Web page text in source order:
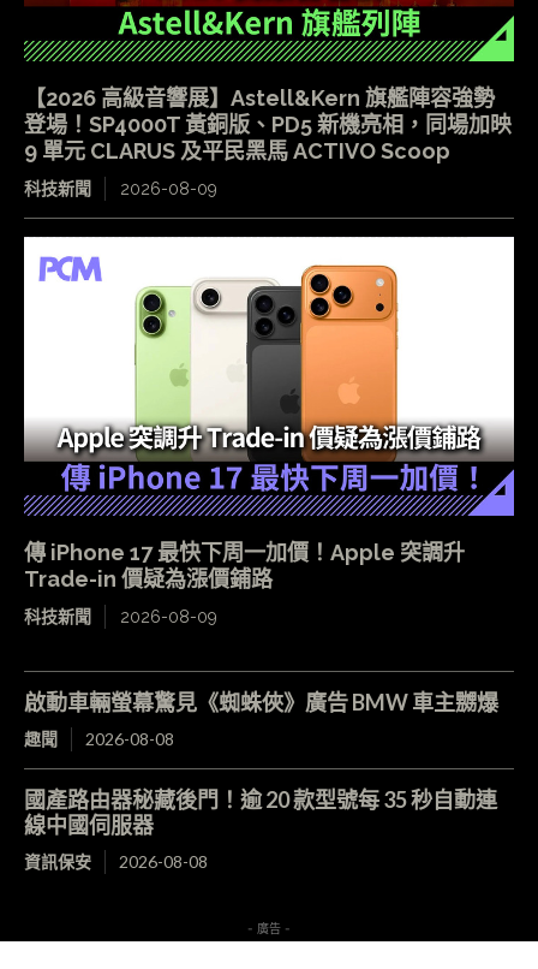
【2026 高級音響展】Astell&Kern 旗艦陣容強勢
登場！SP4000T 黃銅版、PD5 新機亮相，同場加映
9 單元 CLARUS 及平民黑馬 ACTIVO Scoop
科技新聞 2026-08-09
傳 iPhone 17 最快下周一加價！Apple 突調升
Trade-in 價疑為漲價鋪路
科技新聞 2026-08-09
啟動車輛螢幕驚見《蜘蛛俠》廣告 BMW 車主嬲爆
趣聞 2026-08-08
國產路由器秘藏後門！逾 20 款型號每 35 秒自動連
線中國伺服器
資訊保安 2026-08-08
- 廣告 -